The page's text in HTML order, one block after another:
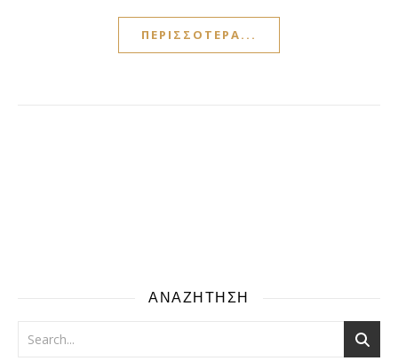
ΠΕΡΙΣΣΌΤΕΡΑ...
ΑΝΑΖΗΤΗΣΗ